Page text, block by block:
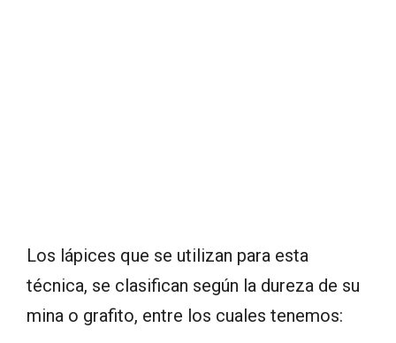
Los lápices que se utilizan para esta
técnica, se clasifican según la dureza de su
mina o grafito, entre los cuales tenemos: